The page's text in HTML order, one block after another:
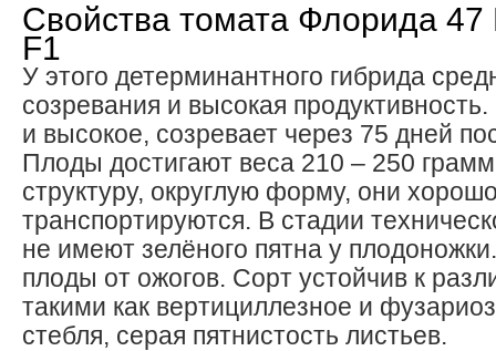
Свойства томата Флорида 47
F1
У этого детерминантного гибрида
созревания и высокая
и высокое, созревает через 75 дней
Плоды достигают веса 210 – 250
структуру, округлую форму, они
транспортируются. В стадии
не имеют зелёного пятна у
плоды от ожогов. Сорт устойчив к
такими как вертициллезное и
стебля, серая пятнистость листьев.